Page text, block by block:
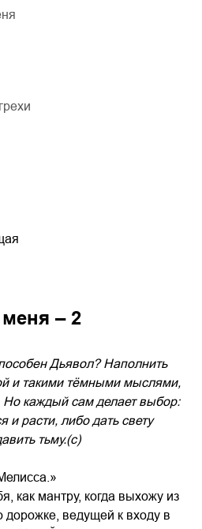
– 2
Дьявол? Наполнить
и такими тёмными мыслями,
Но каждый сам делает выбор:
и расти, либо дать свету
тьму.(c)
как мантру, когда выхожу из
дорожке, ведущей к входу в